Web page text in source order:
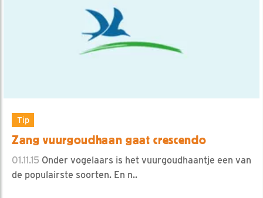
Tip
Zang vuurgoudhaan gaat crescendo
01.11.15 Onder vogelaars is het vuurgoudhaantje een van
de populairste soorten. En n..